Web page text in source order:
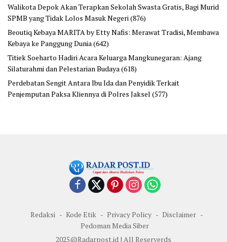
Walikota Depok Akan Terapkan Sekolah Swasta Gratis, Bagi Murid
SPMB yang Tidak Lolos Masuk Negeri(876)
Beoutiq Kebaya MARITA by Etty Nafis: Merawat Tradisi, Membawa
Kebaya ke Panggung Dunia(642)
Titiek Soeharto Hadiri Acara Keluarga Mangkunegaran: Ajang
Silaturahmi dan Pelestarian Budaya(618)
Perdebatan Sengit Antara Ibu Ida dan Penyidik Terkait
Penjemputan Paksa Kliennya di Polres Jaksel (577)
Redaksi Kode Etik Privacy Policy
Disclaimer
Pedoman Media Siber
2025@Radarpost.id | All Reserverds